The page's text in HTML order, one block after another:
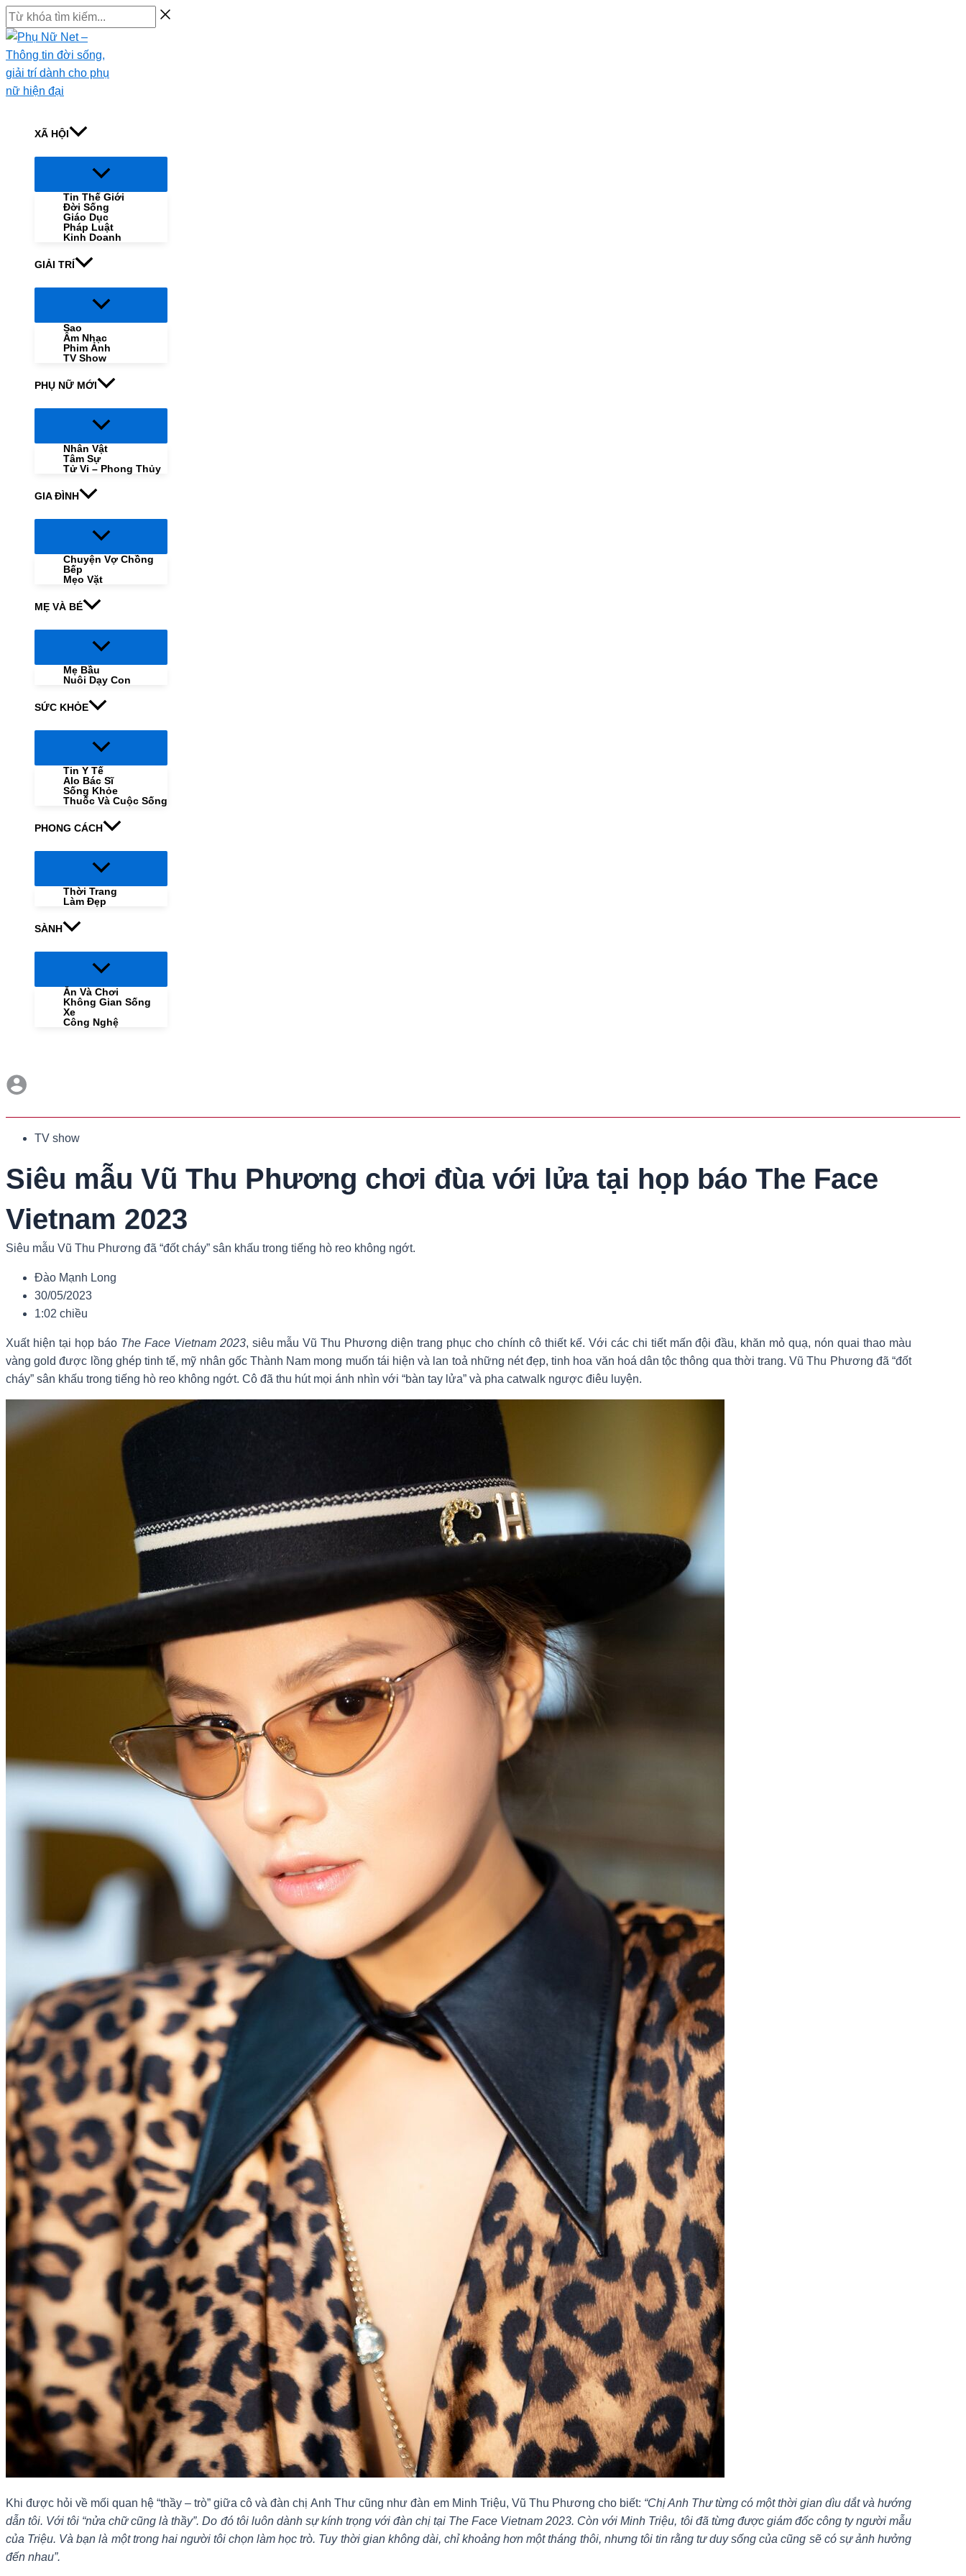
Skip
to
content
Từ
khóa
tìm
kiếm...
XÃ HỘI
Menu
Tin Thế Giới
Đời Sống
Giáo Dục
Pháp Luật
Kinh Doanh
GIẢI TRÍ
Menu
Sao
Âm Nhạc
Phim Ảnh
TV Show
PHỤ NỮ MỚI
Menu
Nhân Vật
Tâm Sự
Tử Vi – Phong Thủy
GIA ĐÌNH
Menu
Chuyện Vợ Chồng
Bếp
Mẹo Vặt
MẸ VÀ BÉ
Menu
Mẹ Bầu
Nuôi Dạy Con
SỨC KHỎE
Menu
Tin Y Tế
Alo Bác Sĩ
Sống Khỏe
Thuốc Và Cuộc Sống
PHONG CÁCH
Menu
Thời Trang
Làm Đẹp
SÀNH
Menu
Ăn Và Chơi
Không Gian Sống
Xe
Công Nghệ
TV show
Siêu mẫu Vũ Thu Phương chơi đùa với lửa tại họp báo The Face
Vietnam 2023
Siêu mẫu Vũ Thu Phương đã “đốt cháy” sân khấu trong tiếng hò reo không ngớt.
Đào Mạnh Long
30/05/2023
1:02 chiều
Xuất hiện tại họp báo The Face Vietnam 2023, siêu mẫu Vũ Thu Phương diện trang phục cho chính cô thiết kế. Với các chi tiết mấn đội đầu, khăn mỏ quạ, nón quai thao màu
vàng gold được lồng ghép tinh tế, mỹ nhân gốc Thành Nam mong muốn tái hiện và lan toả những nét đẹp, tinh hoa văn hoá dân tộc thông qua thời trang. Vũ Thu Phương đã “đốt
cháy” sân khấu trong tiếng hò reo không ngớt. Cô đã thu hút mọi ánh nhìn với “bàn tay lửa” và pha catwalk ngược điêu luyện.
Khi được hỏi về mối quan hệ “thầy – trò” giữa cô và đàn chị Anh Thư cũng như đàn em Minh Triệu, Vũ Thu Phương cho biết: “Chị Anh Thư từng có một thời gian dìu dắt và hướng
dẫn tôi. Với tôi “nửa chữ cũng là thầy”. Do đó tôi luôn dành sự kính trọng với đàn chị tại The Face Vietnam 2023. Còn với Minh Triệu, tôi đã từng được giám đốc công ty người mẫu
của Triệu. Và bạn là một trong hai người tôi chọn làm học trò. Tuy thời gian không dài, chỉ khoảng hơn một tháng thôi, nhưng tôi tin rằng tư duy sống của cũng sẽ có sự ảnh hưởng
đến nhau”.